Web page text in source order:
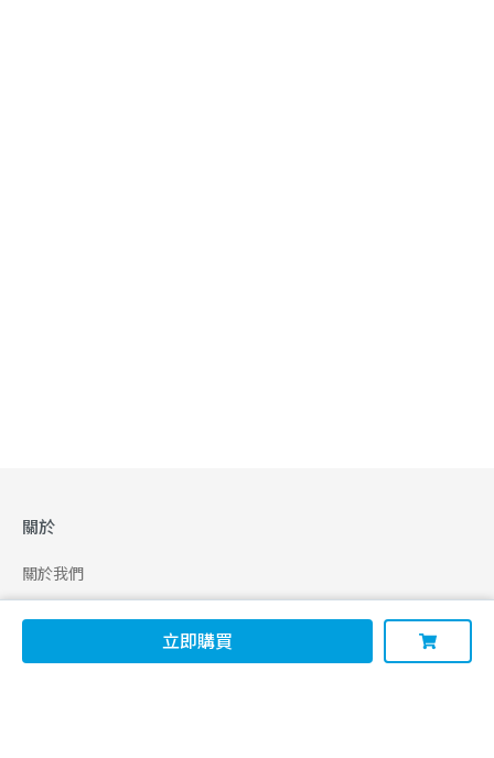
立即購買
關於
關於我們
合作申請